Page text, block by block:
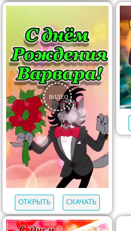
ОТКРЫТЬ СКАЧАТЬ